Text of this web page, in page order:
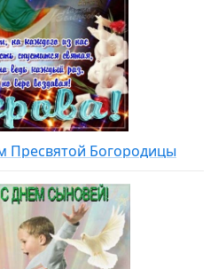
Пресвятой Богородицы